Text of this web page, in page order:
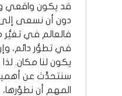
قد يكون واقعي
دون أن نسعى إلى
فالعالم في
في تطوُّر دائم،
يكون لنا مكان.
سنتحدَّث عن أهمية
المهم أن